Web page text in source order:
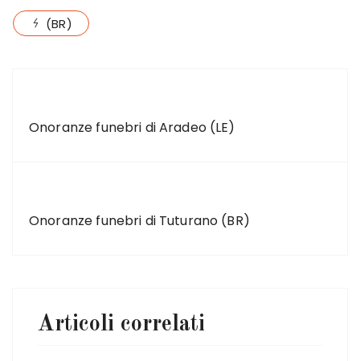
(BR)
Onoranze funebri di Aradeo (LE)
Onoranze funebri di Tuturano (BR)
Articoli correlati